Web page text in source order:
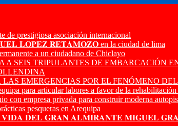
de prestigiosa asociación internacional
𝐋𝐎𝐏𝐄𝐙 𝐑𝐄𝐓𝐀𝐌𝐎𝐙𝐎 en la ciudad de lima
a un ciudadano de Chiclayo
A SEIS TRIPULANTES DE EMBARCACIÓN
EMERGENCIAS POR EL FENÓMENO
para articular labores a favor de la rehabilitación
con empresa privada para construir moderna
pesqueras en Arequipa
𝐃𝐄𝐋 𝐆𝐑𝐀𝐍 𝐀𝐋𝐌𝐈𝐑𝐀𝐍𝐓𝐄 𝐌𝐈𝐆𝐔𝐄𝐋